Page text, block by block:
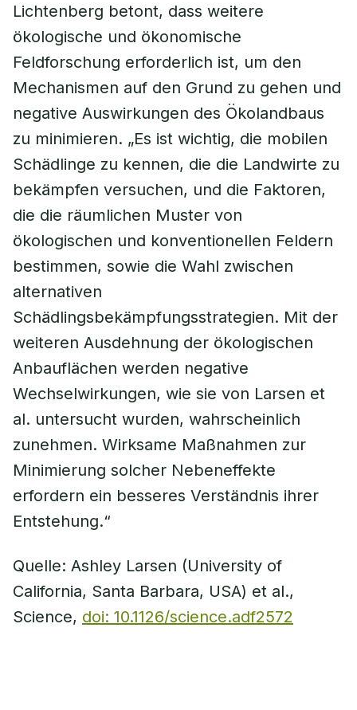
Lichtenberg betont, dass weitere
ökologische und ökonomische
Feldforschung erforderlich ist, um den
Mechanismen auf den Grund zu gehen und
negative Auswirkungen des Ökolandbaus
zu minimieren. „Es ist wichtig, die mobilen
Schädlinge zu kennen, die die Landwirte zu
bekämpfen versuchen, und die Faktoren,
die die räumlichen Muster von
ökologischen und konventionellen Feldern
bestimmen, sowie die Wahl zwischen
alternativen
Schädlingsbekämpfungsstrategien. Mit der
weiteren Ausdehnung der ökologischen
Anbauflächen werden negative
Wechselwirkungen, wie sie von Larsen et
al. untersucht wurden, wahrscheinlich
zunehmen. Wirksame Maßnahmen zur
Minimierung solcher Nebeneffekte
erfordern ein besseres Verständnis ihrer
Entstehung.“
Quelle: Ashley Larsen (University of
California, Santa Barbara, USA) et al.,
Science, doi: 10.1126/science.adf2572